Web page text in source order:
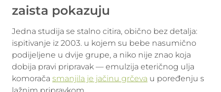
zaista pokazuju
Jedna studija se stalno citira, obično bez detalja:
ispitivanje iz 2003. u kojem su bebe nasumično
podijeljene u dvije grupe, a niko nije znao koja
dobija pravi pripravak — emulzija eteričnog ulja
komorača smanjila je jačinu grčeva u poređenju s